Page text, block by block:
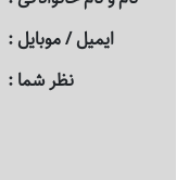
ایمیل / موبایل
نظر شما